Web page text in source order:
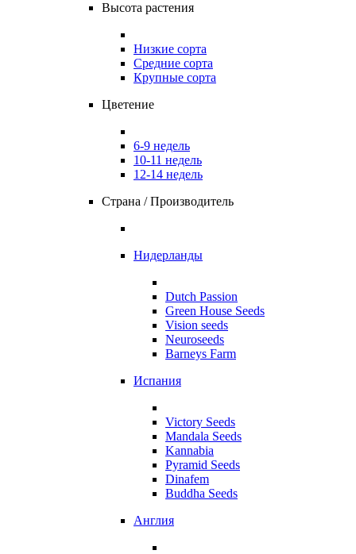
Высота растения
Низкие сорта
Средние сорта
Крупные сорта
Цветение
6-9 недель
10-11 недель
12-14 недель
Страна / Производитель
Нидерланды
Dutch Passion
Green House Seeds
Vision seeds
Neuroseeds
Barneys Farm
Испания
Victory Seeds
Mandala Seeds
Kannabia
Pyramid Seeds
Dinafem
Buddha Seeds
Англия